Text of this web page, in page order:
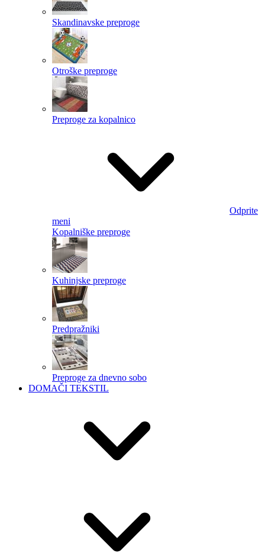
Skandinavske preproge
Otroške preproge
Preproge za kopalnico
Odprite
meni
Kopalniške preproge
Kuhinjske preproge
Predpražniki
Preproge za dnevno sobo
DOMAČI TEKSTIL